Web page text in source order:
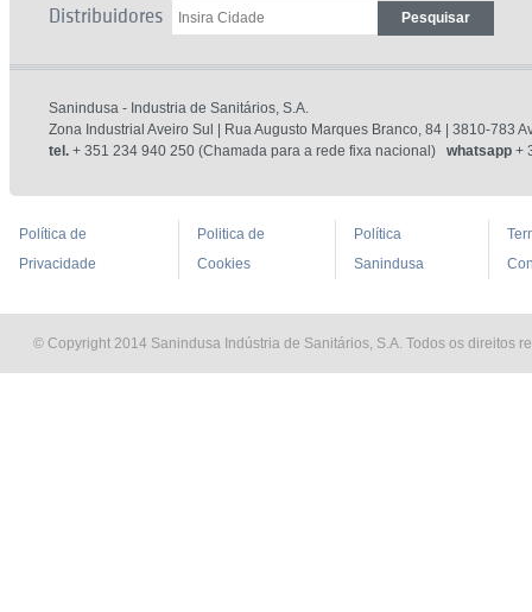
Distribuidores
Sanindusa - Industria de Sanitários, S.A.
Zona Industrial Aveiro Sul | Rua Augusto Marques Branco, 84 | 3810-783
tel. + 351 234 940 250 (Chamada para a rede fixa nacional) whatsapp +
Política de
Privacidade
Politica de
Cookies
Política
Sanindusa
© Copyright 2014 Sanindusa Indústria de Sanitários, S.A. Todos os direitos